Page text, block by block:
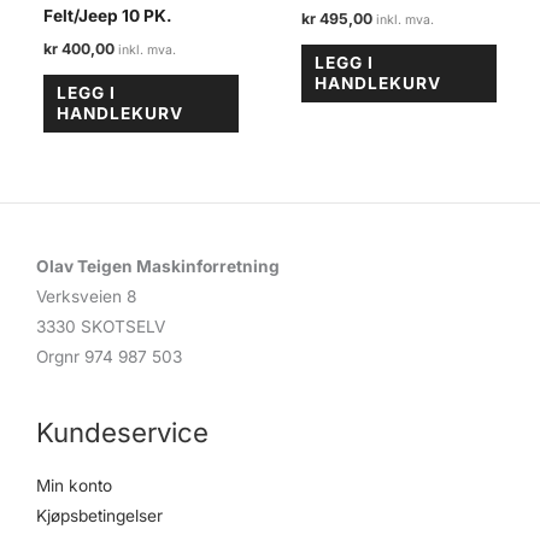
Felt/Jeep 10 PK.
kr 400,00
LEGG I
HANDLEKURV
kr 495,00
LEGG I
HANDLEKURV
Olav Teigen Maskinforretning
Verksveien 8
3330 SKOTSELV
Orgnr 974 987 503
Kundeservice
Min konto
Kjøpsbetingelser